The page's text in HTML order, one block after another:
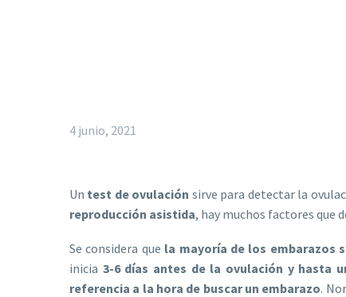
4 junio, 2021
Un test de ovulación sirve para detectar la
reproducción asistida, hay muchos factores que
Se considera que la mayoría de los embarazos
inicia 3-6 días antes de la ovulación y hasta
referencia a la hora de buscar un embarazo.